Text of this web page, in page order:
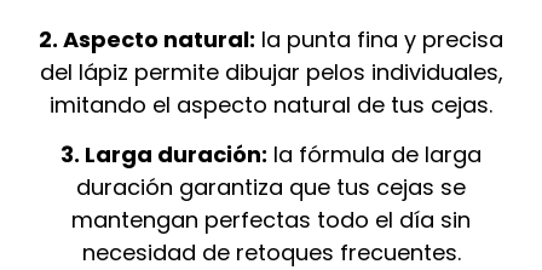
2. Aspecto natural: la punta fina y precisa
del lápiz permite dibujar pelos individuales,
imitando el aspecto natural de tus cejas.
3. Larga duración: la fórmula de larga
duración garantiza que tus cejas se
mantengan perfectas todo el día sin
necesidad de retoques frecuentes.